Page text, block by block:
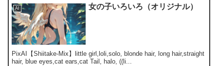
AI 女の子いろいろ（オリジナル）
PixAI【Shiitake-Mix】little girl,loli,solo, blonde hair, long hair,straight
hair, blue eyes,cat ears,cat Tail, halo, ((li...